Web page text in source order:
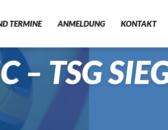
TERMINE ANMELDUNG KONTAKT
SPORTGYMNASTIK
– TSG